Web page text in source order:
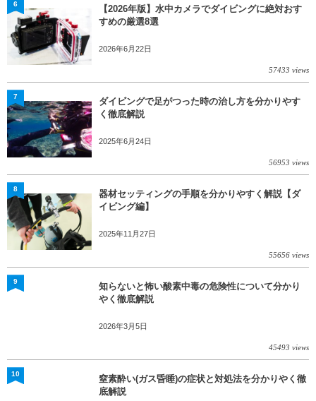
【2026年版】水中カメラでダイビングに絶対おす
すめの厳選8選
2026年6月22日
57433 views
6
ダイビングで足がつった時の治し方を分かりやす
く徹底解説
2025年6月24日
56953 views
7
器材セッティングの手順を分かりやすく解説【ダ
イビング編】
2025年11月27日
55656 views
8
知らないと怖い酸素中毒の危険性について分かり
やく徹底解説
2026年3月5日
45493 views
9
窒素酔い(ガス昏睡)の症状と対処法を分かりやく徹
底解説
10